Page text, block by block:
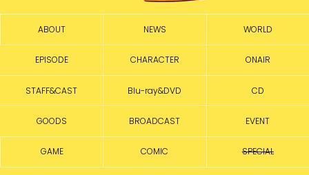
ABOUT NEWS WORLD
EPISODE CHARACTER ONAIR
STAFF&CAST Blu-ray&DVD CD
GOODS BROADCAST EVENT
GAME COMIC SPECIAL